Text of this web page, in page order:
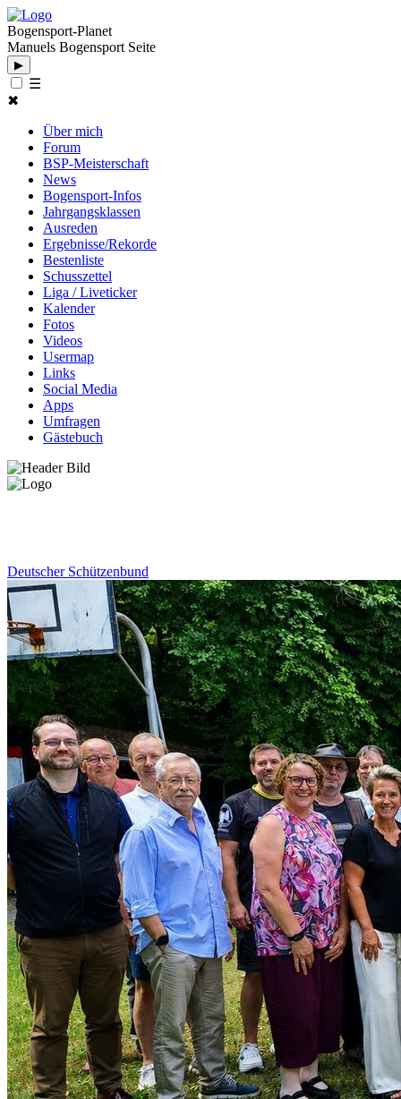
Bogensport-Planet
Manuels Bogensport Seite
▶
☰
✖
Über mich
Forum
BSP-Meisterschaft
News
Bogensport-Infos
Jahrgangsklassen
Ausreden
Ergebnisse/Rekorde
Bestenliste
Schusszettel
Liga / Liveticker
Kalender
Fotos
Videos
Usermap
Links
Social Media
Apps
Umfragen
Gästebuch
Deutscher Schützenbund